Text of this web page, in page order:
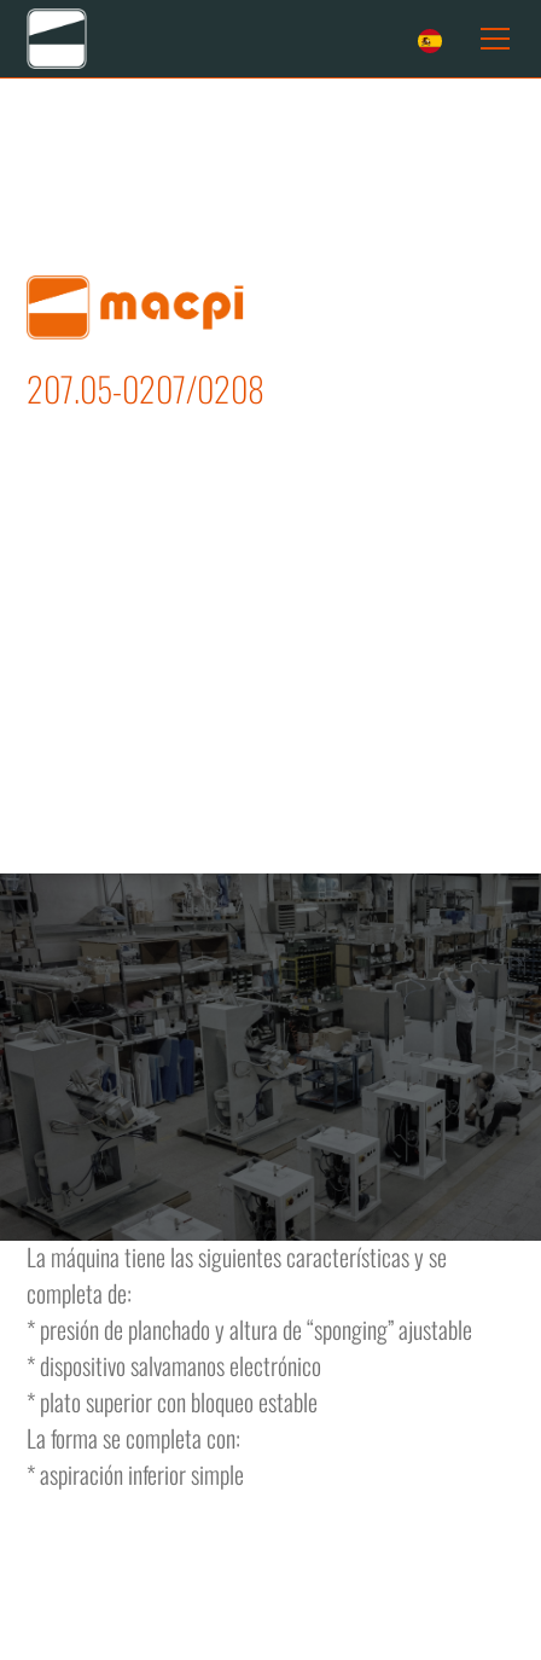
207.05-0207/0208
207.05-0207/0208
ABERTURA COSTURAS COSTADILLOS, PINSAS Y PLANCHADO
BOLSILLO - IZQUIERDO Y DERECHO
Máquina de planchar electroneumática con formas
calentadas a vapor, plato superior móvil y vaporizante
montado sobre brazo con comando a pedal y plato inferior
fijo.
La máquina tiene las siguientes características y se
completa de:
* presión de planchado y altura de “sponging” ajustable
* dispositivo salvamanos electrónico
* plato superior con bloqueo estable
La forma se completa con:
* aspiración inferior simple